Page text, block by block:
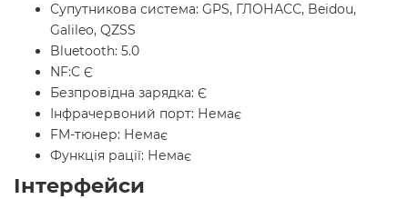
Супутникова система: GPS, ГЛОНАСС, Beidou,
Galileo, QZSS
Bluetooth: 5.0
NF:C Є
Безпровідна зарядка: Є
Інфрачервоний порт: Немає
FM-тюнер: Немає
Функція рації: Немає
Інтерфейси